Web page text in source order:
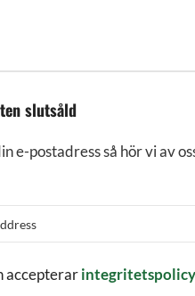
slutsåld
e-postadress så hör vi av
accepterarintegritetspolicy